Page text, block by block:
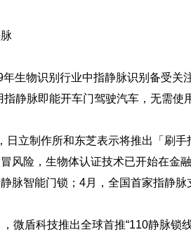
物识别行业中指静脉识别备受关注
指静脉即能开车门驾驶汽车，无需使
立制作所和东芝表示将推出「刷手
风险，生物体认证技术已开始在金
脉智能门锁；4月，全国首家指静脉
盾科技推出全球首推“110静脉锁